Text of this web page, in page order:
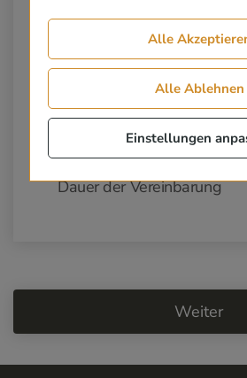
Kremation,
Rückholung zum letzten
Sofortschutz bei Unfalltod
Grabpflege - Kosten auf
Dauer der Vereinbarung
Einstellungen
Alle Ablehnen
Alle